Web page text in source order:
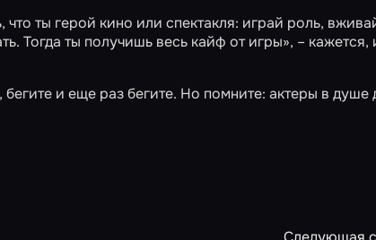
ты герой кино или спектакля: играй роль,
Тогда ты получишь весь кайф от игры», – кажется,
и еще раз бегите. Но помните: актеры в душе